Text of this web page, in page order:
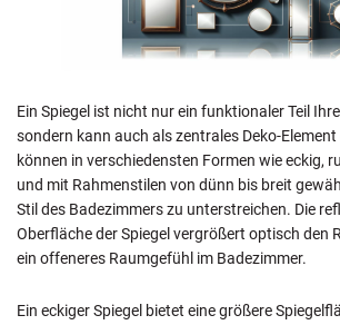
Ein Spiegel ist nicht nur ein funktionaler Teil
sondern kann auch als zentrales Deko-Element
können in verschiedensten Formen wie eckig,
und mit Rahmenstilen von dünn bis breit
Stil des Badezimmers zu unterstreichen. Die
Oberfläche der Spiegel vergrößert optisch den
ein offeneres Raumgefühl im Badezimmer.
Ein eckiger Spiegel bietet eine größere